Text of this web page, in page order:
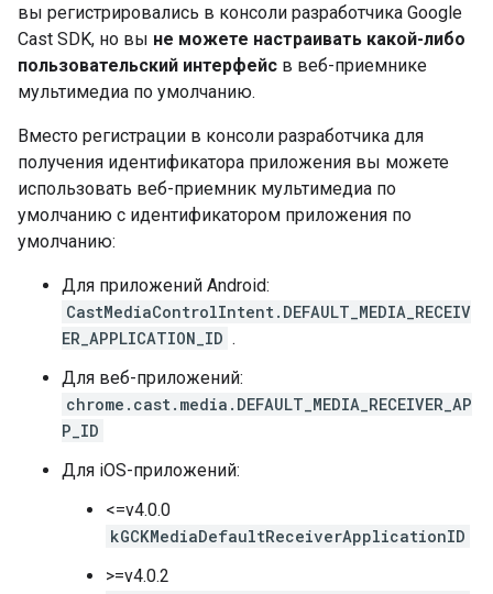
вы регистрировались в консоли разработчика Google
Cast SDK, но вы не можете настраивать какой-либо
пользовательский интерфейс в веб-приемнике
мультимедиа по умолчанию.
Вместо регистрации в консоли разработчика для
получения идентификатора приложения вы можете
использовать веб-приемник мультимедиа по
умолчанию с идентификатором приложения по
умолчанию:
Для приложений Android:
CastMediaControlIntent.DEFAULT_MEDIA_RECEIV
ER_APPLICATION_ID .
Для веб-приложений:
chrome.cast.media.DEFAULT_MEDIA_RECEIVER_AP
P_ID
Для iOS-приложений:
<=v4.0.0
kGCKMediaDefaultReceiverApplicationID
>=v4.0.2